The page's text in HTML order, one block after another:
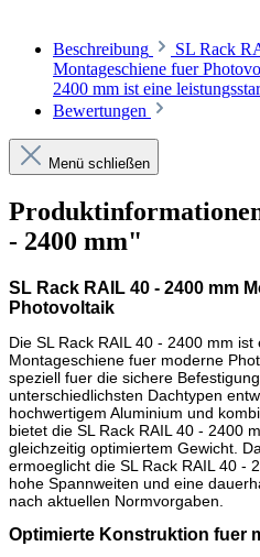
Beschreibung
SL Rack
Montageschiene fuer
2400 mm ist eine
Bewertungen
Menü schließen
- 2400 mm"
SL Rack RAIL 40 - 2400 mm
Photovoltaik
Die SL Rack RAIL 40 - 2400 mm
Montageschiene fuer moderne
speziell fuer die sichere
unterschiedlichsten Dachtypen
hochwertigem Aluminium und
bietet die SL Rack RAIL 40 - 2400
gleichzeitig optimiertem Gewicht.
ermoeglicht die SL Rack RAIL 40 -
hohe Spannweiten und eine
nach aktuellen Normvorgaben.
Optimierte Konstruktion fuer